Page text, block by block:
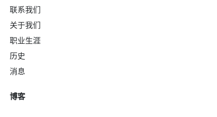
联系我们
关于我们
职业生涯
历史
消息
博客